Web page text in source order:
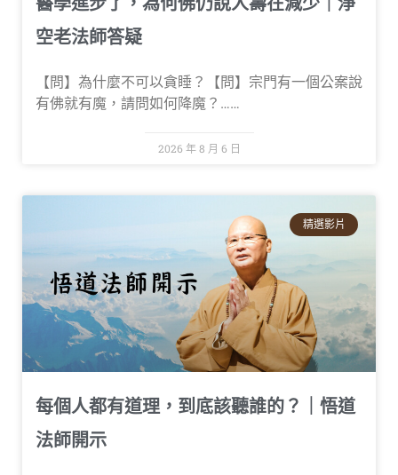
空老法師答疑
【問】為什麼不可以貪睡？【問】宗門有一個公案說
有佛就有魔，請問如何降魔？……
2026 年 8 月 6 日
精選影片
每個人都有道理，到底該聽誰的？｜悟道
法師開示